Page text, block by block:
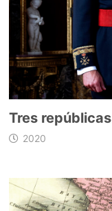
Tres
2020